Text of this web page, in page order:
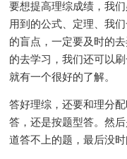
要想提高理综成绩，我
用到的公式、定理、我
的盲点，一定要及时的
的去学习，我们还可以
就有一个很好的了解。
答好理综，还要和理分
答，还是按题型答。然
道答不上的题，最后没